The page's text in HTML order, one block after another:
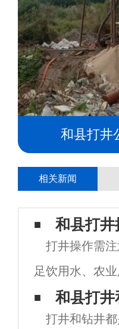
和县打井
相关新闻
和县打井
打井操作需
足饮用水、农
常重要的一种
求问题才能够
和县打井
打井和钻井